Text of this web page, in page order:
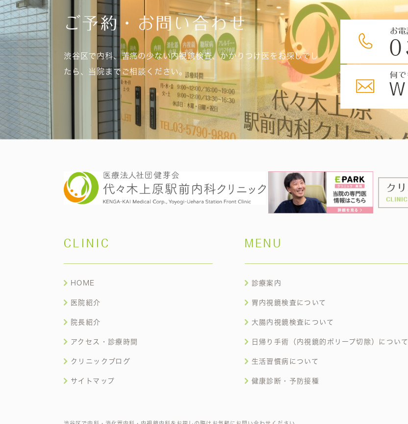
ご予約・お問い合わせ
渋谷区で内科、苦痛の少ない内視鏡検査、かかりつけ医をお探しでし
たら、当院までご相談ください。
CLINIC
HOME
医院紹介
院長紹介
アクセス・診療時間
クリニックブログ
サイトマップ
MENU
診療案内
胃内視鏡検査について
大腸内視鏡検査について
日帰り手術（内視鏡的ポリープ切除）について
生活習慣病について
健康診断・予防接種